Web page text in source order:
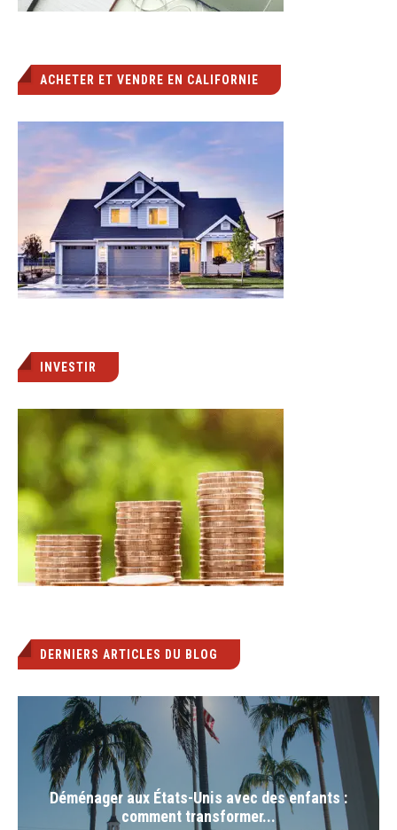
ACHETER ET VENDRE EN CALIFORNIE
INVESTIR
DERNIERS ARTICLES DU BLOG
Déménager aux États-Unis avec des enfants :
comment transformer...